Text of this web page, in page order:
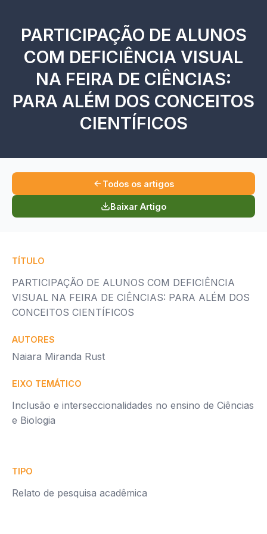
PARTICIPAÇÃO DE ALUNOS
COM DEFICIÊNCIA VISUAL
NA FEIRA DE CIÊNCIAS:
PARA ALÉM DOS CONCEITOS
CIENTÍFICOS
Todos os artigos
Baixar Artigo
TÍTULO
PARTICIPAÇÃO DE ALUNOS COM DEFICIÊNCIA
VISUAL NA FEIRA DE CIÊNCIAS: PARA ALÉM DOS
CONCEITOS CIENTÍFICOS
AUTORES
Naiara Miranda Rust
EIXO TEMÁTICO
Inclusão e interseccionalidades no ensino de Ciências
e Biologia
TIPO
Relato de pesquisa acadêmica